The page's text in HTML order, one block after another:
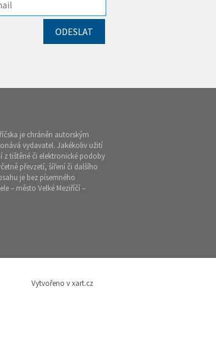
je chráněn autorským
vydavatel. Jakékoliv užití
z tištěné či elektronické podoby
převzetí, šíření či dalšího
je bez písemného
– město Velké Meziříčí –
Vytvořeno v xart.cz